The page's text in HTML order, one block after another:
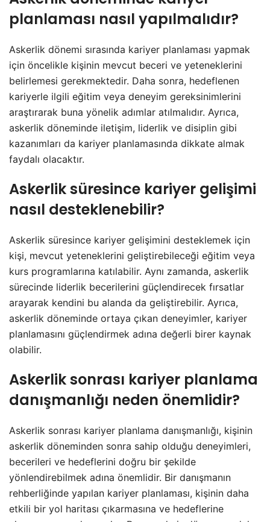
planlaması nasıl yapılmalıdır?
Askerlik dönemi sırasında kariyer planlaması yapmak
için öncelikle kişinin mevcut beceri ve yeteneklerini
belirlemesi gerekmektedir. Daha sonra, hedeflenen
kariyerle ilgili eğitim veya deneyim gereksinimlerini
araştırarak buna yönelik adımlar atılmalıdır. Ayrıca,
askerlik döneminde iletişim, liderlik ve disiplin gibi
kazanımları da kariyer planlamasında dikkate almak
faydalı olacaktır.
Askerlik süresince kariyer gelişimi
nasıl desteklenebilir?
Askerlik süresince kariyer gelişimini desteklemek için
kişi, mevcut yeteneklerini geliştirebileceği eğitim veya
kurs programlarına katılabilir. Aynı zamanda, askerlik
sürecinde liderlik becerilerini güçlendirecek fırsatlar
arayarak kendini bu alanda da geliştirebilir. Ayrıca,
askerlik döneminde ortaya çıkan deneyimler, kariyer
planlamasını güçlendirmek adına değerli birer kaynak
olabilir.
Askerlik sonrası kariyer planlama
danışmanlığı neden önemlidir?
Askerlik sonrası kariyer planlama danışmanlığı, kişinin
askerlik döneminden sonra sahip olduğu deneyimleri,
becerileri ve hedeflerini doğru bir şekilde
yönlendirebilmek adına önemlidir. Bir danışmanın
rehberliğinde yapılan kariyer planlaması, kişinin daha
etkili bir yol haritası çıkarmasına ve hedeflerine